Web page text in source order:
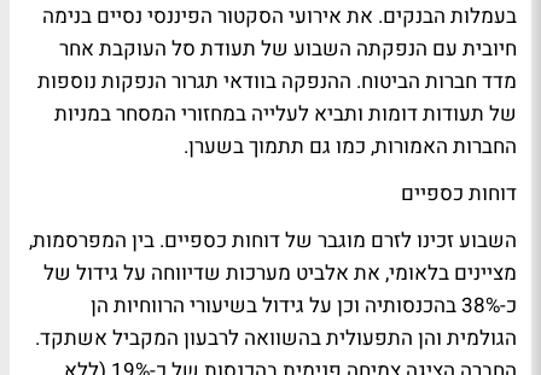
בעמלות הבנקים. את אירועי הסקטור הפיננסי נסיים בנימה
חיובית עם הנפקתה השבוע של תעודת סל העוקבת אחר
מדד חברות הביטוח. ההנפקה בוודאי תגרור הנפקות נוספות
של תעודות דומות ותביא לעלייה במחזורי המסחר במניות
החברות האמורות, כמו גם תתמוך בשערן.
דוחות כספיים
השבוע זכינו לזרם מוגבר של דוחות כספיים. בין המפרסמות,
מציינים בלאומי, את אלביט מערכות שדיווחה על גידול של
כ-38% בהכנסותיה וכן על גידול בשיעורי הרווחיות הן
הגולמית והן התפעולית בהשוואה לרבעון המקביל אשתקד.